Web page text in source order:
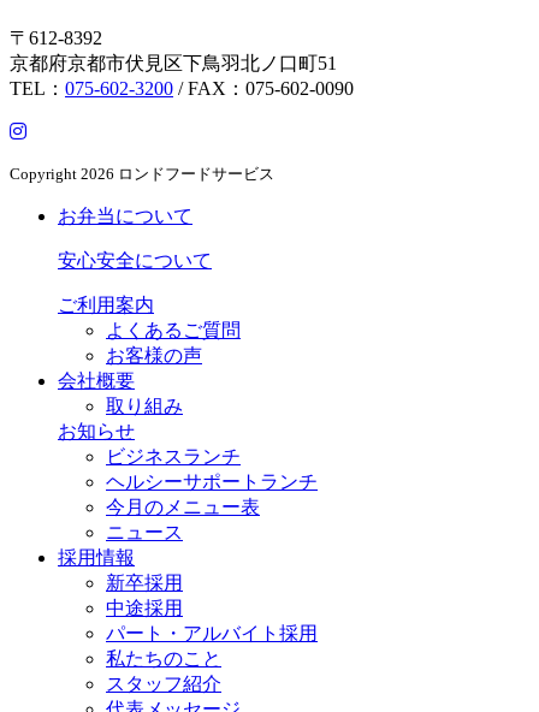
〒612-8392
京都府京都市伏見区下鳥羽北ノ口町51
TEL： 075-602-3200 / FAX：075-602-0090
Copyright 2026 ロンドフードサービス
お弁当について
安心安全について
ご利用案内
よくあるご質問
お客様の声
会社概要
取り組み
お知らせ
ビジネスランチ
ヘルシーサポートランチ
今月のメニュー表
ニュース
採用情報
新卒採用
中途採用
パート・アルバイト採用
私たちのこと
スタッフ紹介